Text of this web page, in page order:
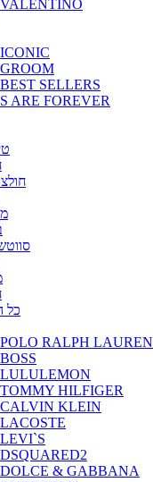
VALENTINO
ICONIC
GROOM
BEST SELLERS
ARE FOREVER
כל
POLO RALPH LAUREN
BOSS
LULULEMON
TOMMY HILFIGER
CALVIN KLEIN
LACOSTE
LEVI`S
DSQUARED2
DOLCE & GABBANA